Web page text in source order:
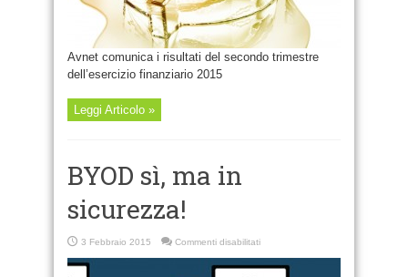
Avnet comunica i risultati del secondo trimestre
dell’esercizio finanziario 2015
Leggi Articolo »
BYOD sì, ma in
sicurezza!
3 Febbraio 2015 Commenti disabilitatisu
sì,
ma